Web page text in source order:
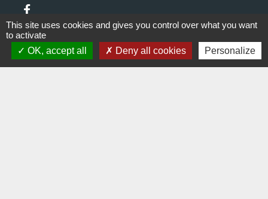
Liens
This site uses cookies and gives you control over what you want
to activate
OK, accept all
Deny all cookies Personalize